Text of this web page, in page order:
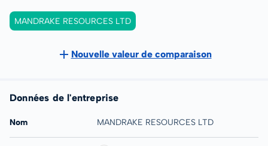
MANDRAKE RESOURCES LTD
Nouvelle valeur de comparaison
Données de l'entreprise
Nom MANDRAKE RESOURCES LTD